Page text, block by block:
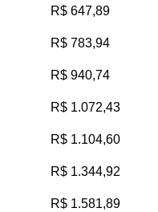
R$ 647,89
R$ 783,94
R$ 940,74
R$ 1.072,43
R$ 1.104,60
R$ 1.344,92
R$ 1.581,89